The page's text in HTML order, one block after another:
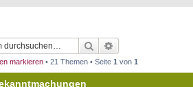
e
Suche
markieren • 21 Themen • Seite 1 von 1